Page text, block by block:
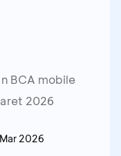
BCA mobile
2026
2026